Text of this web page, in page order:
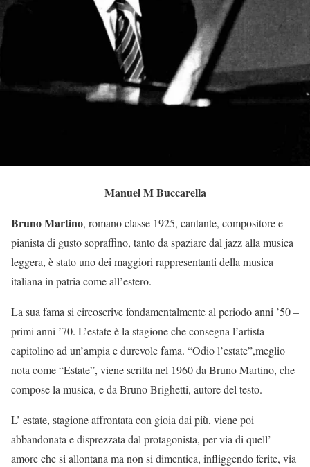
Manuel M Buccarella
Bruno Martino, romano classe 1925, cantante, compositore e
pianista di gusto sopraffino, tanto da spaziare dal jazz alla musica
leggera, è stato uno dei maggiori rappresentanti della musica
italiana in patria come all’estero.
La sua fama si circoscrive fondamentalmente al periodo anni ’50 –
primi anni ’70. L’estate è la stagione che consegna l’artista
capitolino ad un’ampia e durevole fama. “Odio l’estate”,meglio
nota come “Estate”, viene scritta nel 1960 da Bruno Martino, che
compose la musica, e da Bruno Brighetti, autore del testo.
L’ estate, stagione affrontata con gioia dai più, viene poi
abbandonata e disprezzata dal protagonista, per via di quell’
amore che si allontana ma non si dimentica, infliggendo ferite, via